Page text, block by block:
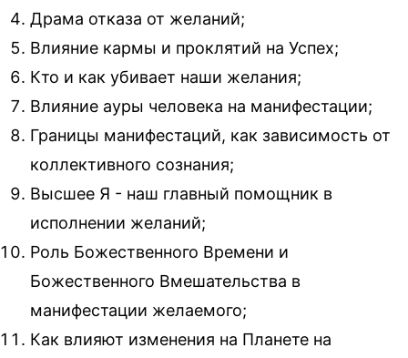
Драма отказа от желаний;
Влияние кармы и проклятий на Успех;
Кто и как убивает наши желания;
Влияние ауры человека на манифестации;
Границы манифестаций, как зависимость от
коллективного сознания;
Высшее Я - наш главный помощник в
исполнении желаний;
Роль Божественного Времени и
Божественного Вмешательства в
манифестации желаемого;
Как влияют изменения на Планете на